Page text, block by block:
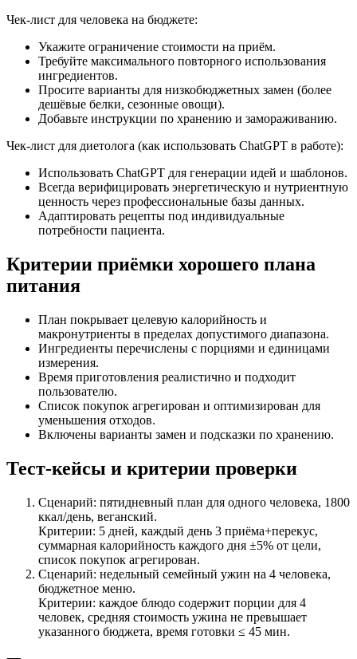
Чек-лист для человека на бюджете:
Укажите ограничение стоимости на приём.
Требуйте максимального повторного использования
ингредиентов.
Просите варианты для низкобюджетных замен (более
дешёвые белки, сезонные овощи).
Добавьте инструкции по хранению и замораживанию.
Чек-лист для диетолога (как использовать ChatGPT в работе):
Использовать ChatGPT для генерации идей и шаблонов.
Всегда верифицировать энергетическую и нутриентную
ценность через профессиональные базы данных.
Адаптировать рецепты под индивидуальные
потребности пациента.
Критерии приёмки хорошего плана
питания
План покрывает целевую калорийность и
макронутриенты в пределах допустимого диапазона.
Ингредиенты перечислены с порциями и единицами
измерения.
Время приготовления реалистично и подходит
пользователю.
Список покупок агрегирован и оптимизирован для
уменьшения отходов.
Включены варианты замен и подсказки по хранению.
Тест-кейсы и критерии проверки
Сценарий: пятидневный план для одного человека, 1800
ккал/день, веганский.
Критерии: 5 дней, каждый день 3 приёма+перекус,
суммарная калорийность каждого дня ±5% от цели,
список покупок агрегирован.
Сценарий: недельный семейный ужин на 4 человека,
бюджетное меню.
Критерии: каждое блюдо содержит порции для 4
человек, средняя стоимость ужина не превышает
указанного бюджета, время готовки ≤ 45 мин.